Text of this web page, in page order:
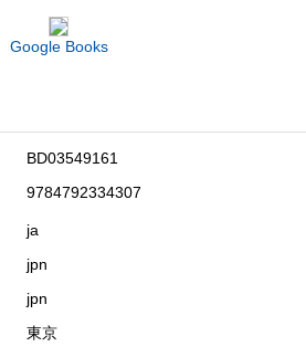
Google Books
BD03549161
9784792334307
ja
jpn
jpn
東京